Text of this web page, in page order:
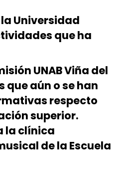
Universidad
que ha
UNAB Viña del
aún o se han
respecto
superior.
la clínica
de la Escuela